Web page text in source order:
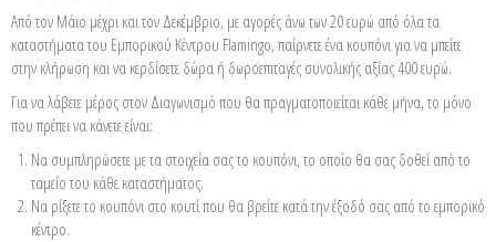
Από τον Μάιο μέχρι και τον Δεκέμβριο, με αγορές άνω των 20 ευρώ από όλα τα
καταστήματα του Εμπορικού Κέντρου Flamingo, παίρνετε ένα κουπόνι για να μπείτε
στην κλήρωση και να κερδίσετε δώρα ή δωροεπιταγές συνολικής αξίας 400 ευρώ.
Για να λάβετε μέρος στον Διαγωνισμό που θα πραγματοποιείται κάθε μήνα, το μόνο
που πρέπει να κάνετε είναι:
Να συμπληρώσετε με τα στοιχεία σας το κουπόνι, το οποίο θα σας δοθεί από το
ταμείο του κάθε καταστήματος.
Να ρίξετε το κουπόνι στο κουτί που θα βρείτε κατά την έξοδό σας από το εμπορικό
κέντρο.